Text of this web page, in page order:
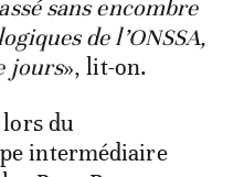
sans encombre
de l’ONSSA,
jours», lit-on.
lors du
intermédiaire